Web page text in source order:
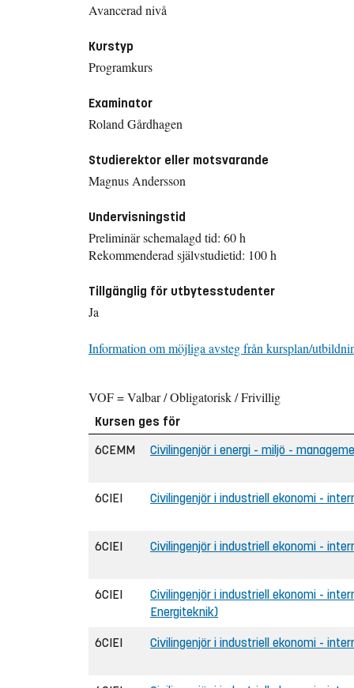
Avancerad nivå
Kurstyp
Programkurs
Examinator
Roland Gårdhagen
Studierektor eller motsvarande
Magnus Andersson
Undervisningstid
Preliminär schemalagd tid: 60 h
Rekommenderad självstudietid: 100 h
Tillgänglig för utbytesstudenter
Ja
Information om möjliga avsteg från kursplan/
VOF = Valbar / Obligatorisk / Frivillig
Kursen ges för
6CEMM
Civilingenjör i energi - miljö -
6CIEI Civilingenjör i industriell ekonomi -
6CIEI Civilingenjör i industriell ekonomi -
6CIEI
Civilingenjör i industriell ekonomi -
Energiteknik)
6CIEI Civilingenjör i industriell ekonomi -